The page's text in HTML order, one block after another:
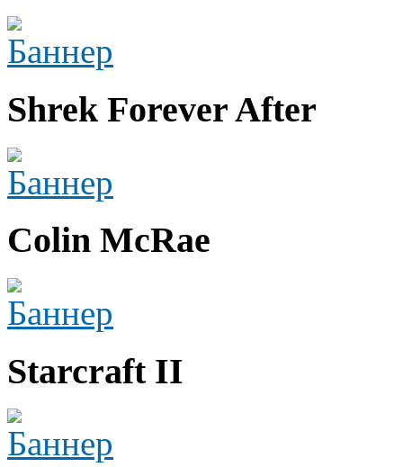
Shrek Forever After
Colin McRae
Starcraft II